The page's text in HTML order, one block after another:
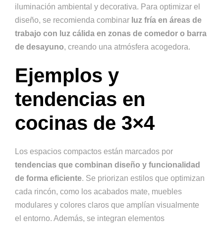
iluminación ambiental y decorativa. Para optimizar el
diseño, se recomienda combinar luz fría en áreas de
trabajo con luz cálida en zonas de comedor o barra
de desayuno, creando una atmósfera acogedora.
Ejemplos y
tendencias en
cocinas de 3×4
Los espacios compactos están marcados por
tendencias que combinan diseño y funcionalidad
de forma eficiente. Se priorizan estilos que optimizan
cada rincón, como los acabados mate, muebles
modulares y colores claros que amplían visualmente
el entorno. Además, se integran elementos